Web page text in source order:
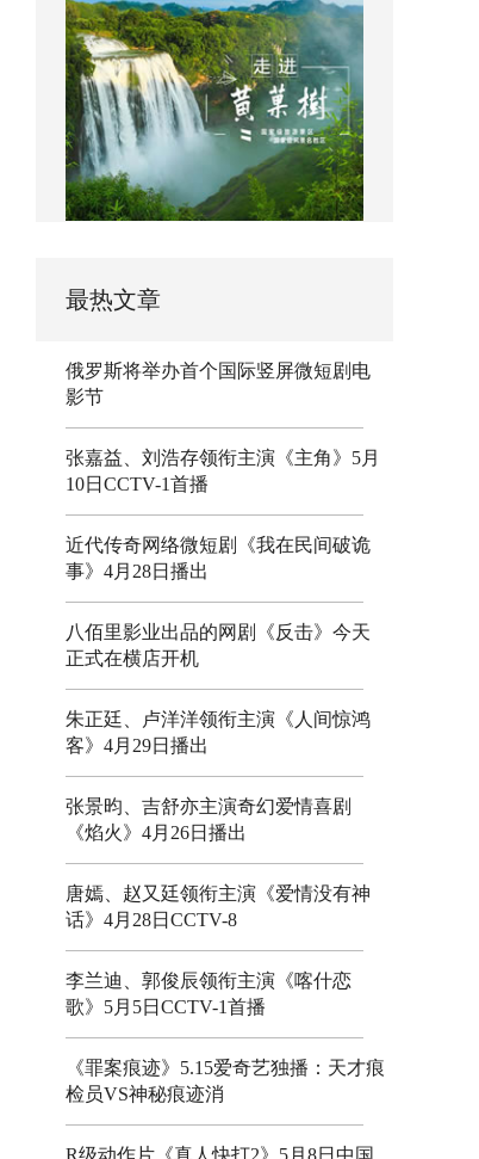
最热文章
俄罗斯将举办首个国际竖屏微短剧电
影节
张嘉益、刘浩存领衔主演《主角》5月
10日CCTV-1首播
近代传奇网络微短剧《我在民间破诡
事》4月28日播出
八佰里影业出品的网剧《反击》今天
正式在横店开机
朱正廷、卢洋洋领衔主演《人间惊鸿
客》4月29日播出
张景昀、吉舒亦主演奇幻爱情喜剧
《焰火》4月26日播出
唐嫣、赵又廷领衔主演《爱情没有神
话》4月28日CCTV-8
李兰迪、郭俊辰领衔主演《喀什恋
歌》5月5日CCTV-1首播
《罪案痕迹》5.15爱奇艺独播：天才痕
检员VS神秘痕迹消
R级动作片《真人快打2》5月8日中国